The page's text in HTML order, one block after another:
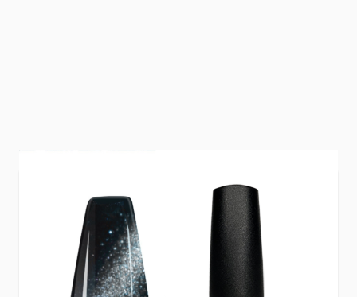
Koele zilvertint met een strakke, metallic glans
en fijne shimmer.
Cat Eye Steeloogt clean en modern, geeft
subtiele diepte en past bij elke look—van